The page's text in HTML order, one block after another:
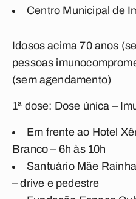
Centro Municipal de
Idosos acima 70 anos
pessoas
(sem agendamento)
1ª dose: Dose única –
Em frente ao Hotel
Branco – 6h às 10h
Santuário Mãe
– drive e pedestre